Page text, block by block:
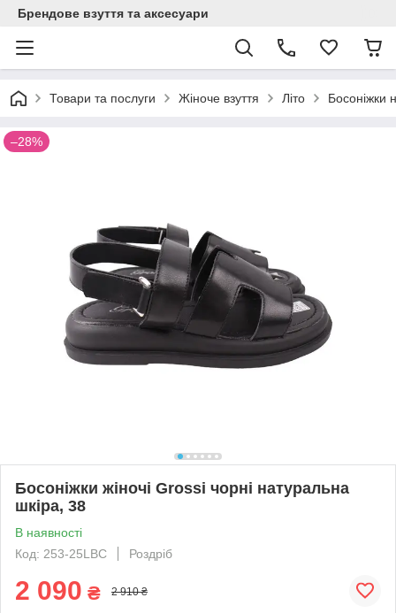
Брендове взуття та аксесуари
Товари та послуги Жіноче взуття Літо Босоніжки
–28%
Босоніжки жіночі Grossi чорні натуральна
шкіра, 38
В наявності
Код: 253-25LBC
Роздріб
2 090 ₴ 2 910 ₴